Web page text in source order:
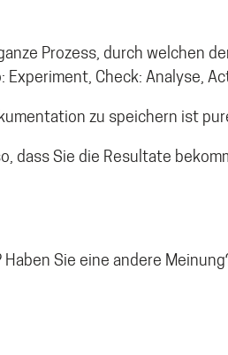
Prozess, durch welchen
Check: Analyse,
zu speichern ist
dass Sie die Resultate
Sie eine andere